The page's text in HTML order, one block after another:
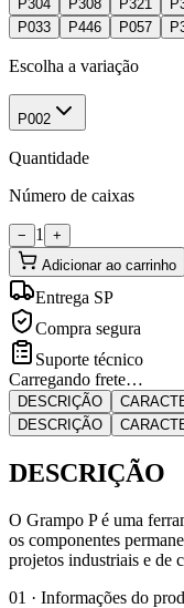
P304
P308 P321
P033
P446 P057
Escolha a variação
P002
Quantidade
Número de caixas
− 1
+
Adicionar ao carrinho
Entrega SP
Compra segura
Suporte técnico
Carregando frete…
DESCRIÇÃO
DESCRIÇÃO
DESCRIÇÃO
O Grampo P é uma
os componentes
projetos industriais e de
01 · Informações do